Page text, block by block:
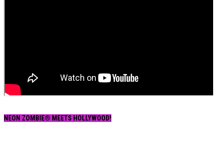
NEON ZOMBIE® MEETS HOLLYWOOD!